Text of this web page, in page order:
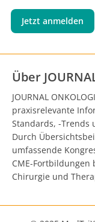
Jetzt anmelden
Über
JOURNAL
praxisrelevante
Standards, -Trends
Durch
umfassende
CME-Fortbildungen
Chirurgie und